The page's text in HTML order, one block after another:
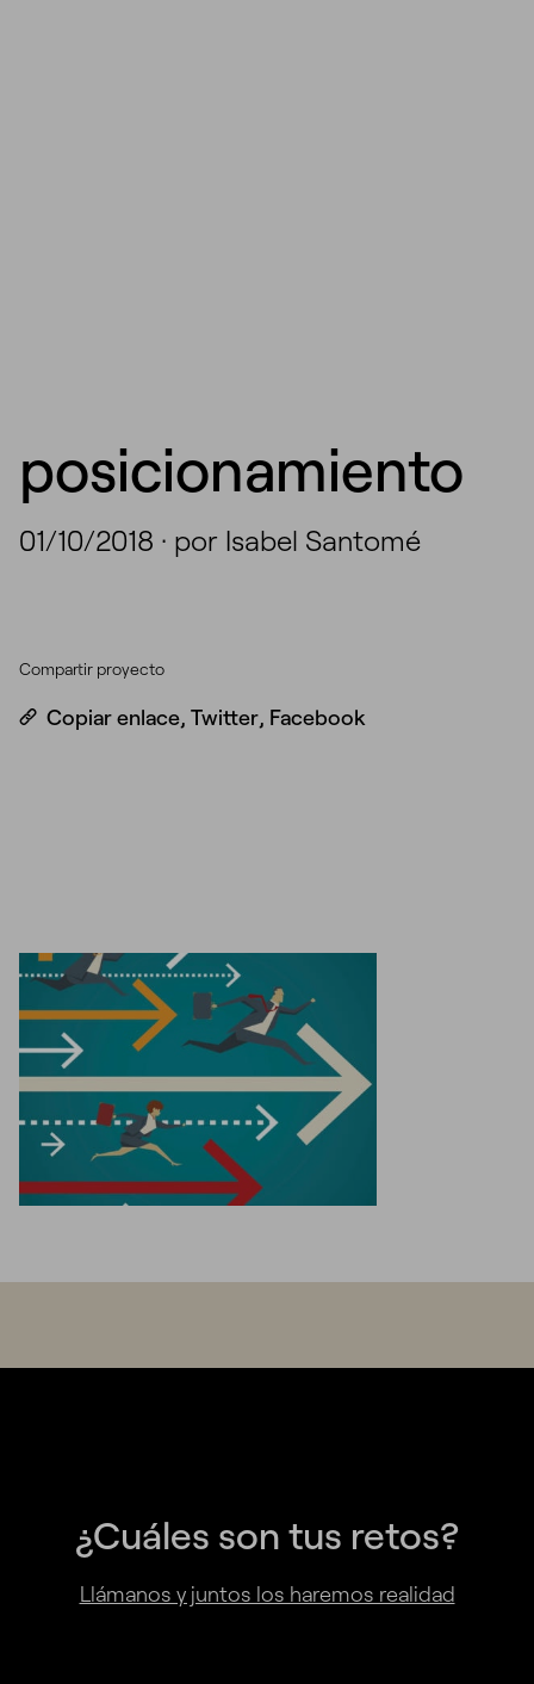
posicionamiento
01/10/2018 · por Isabel Santomé
Compartir proyecto
Copiar enlace, Twitter, Facebook
¿Cuáles son tus retos?
Llámanos y juntos los haremos realidad